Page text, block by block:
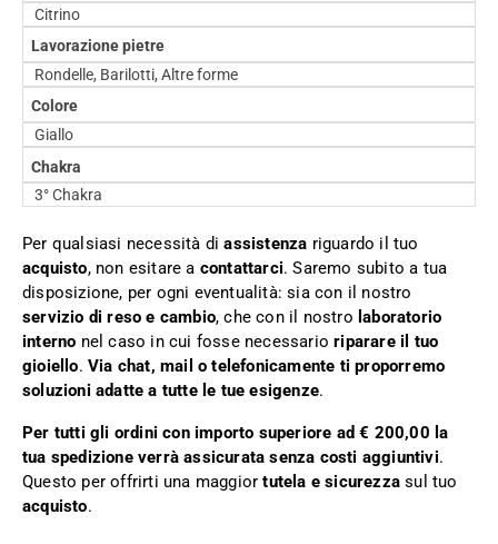
Citrino
Lavorazione pietre
Rondelle, Barilotti, Altre forme
Colore
Giallo
Chakra
3° Chakra
Per qualsiasi necessità diassistenza riguardo il tuo
acquisto, non esitare a contattarci. Saremo subito a tua
disposizione, per ogni eventualità: sia con il nostro
servizio di reso e cambio, che con il nostro laboratorio
interno nel caso in cui fosse necessarioriparare il tuo
gioiello.Via chat, mail o telefonicamente ti proporremo
soluzioni adatte a tutte le tue esigenze.
Per tutti gli ordini con importo superiore ad € 200,00 la
tua spedizione verrà assicurata senza costi aggiuntivi.
Questo per offrirti una maggiortutela e sicurezza sul tuo
acquisto.